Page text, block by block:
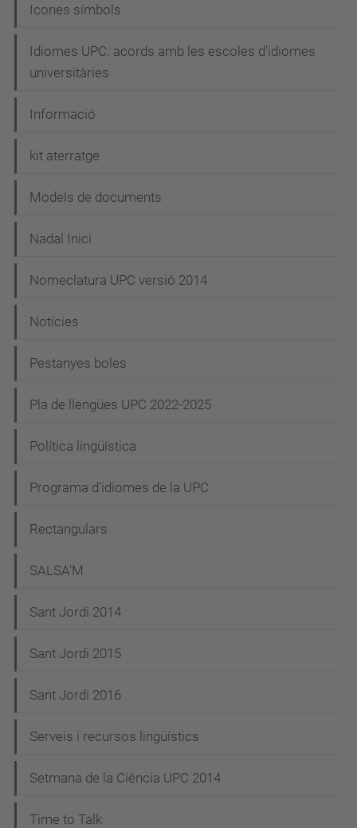
Icones símbols
Idiomes UPC: acords amb les escoles d'idiomes
universitàries
Informació
kit aterratge
Models de documents
Nadal Inici
Nomeclatura UPC versió 2014
Notícies
Pestanyes boles
Pla de llengües UPC 2022-2025
Política lingüística
Programa d'idiomes de la UPC
Rectangulars
SALSA'M
Sant Jordi 2014
Sant Jordi 2015
Sant Jordi 2016
Serveis i recursos lingüístics
Setmana de la Ciència UPC 2014
Time to Talk